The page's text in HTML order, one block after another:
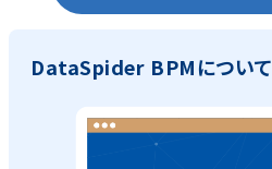
DataSpider BPMについて